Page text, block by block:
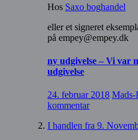
Hos Saxo boghandel
eller et signeret
på empey@empey.dk
ny udgivelse – Vi var
udgivelse
24. februar 2018 Mads-
kommentar
I handlen fra 9.